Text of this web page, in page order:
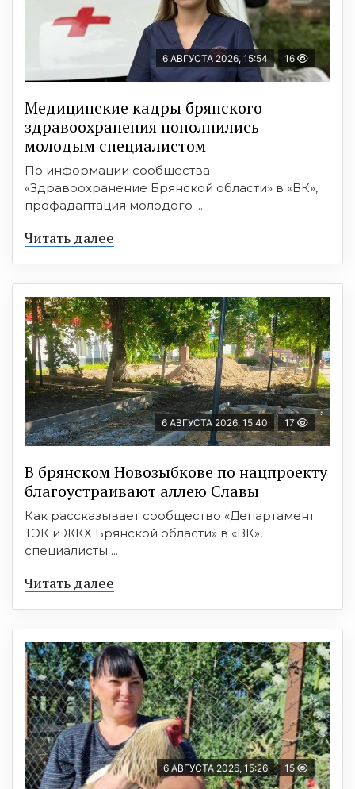
6 АВГУСТА 2026, 15:54 16
Медицинские кадры брянского
здравоохранения пополнились
молодым специалистом
По информации сообщества
«Здравоохранение Брянской области» в «ВК»,
профадаптация молодого ...
Читать далее
6 АВГУСТА 2026, 15:40 17
В брянском Новозыбкове по нацпроекту
благоустраивают аллею Славы
Как рассказывает сообщество «Департамент
ТЭК и ЖКХ Брянской области» в «ВК»,
специалисты ...
Читать далее
6 АВГУСТА 2026, 15:26 15